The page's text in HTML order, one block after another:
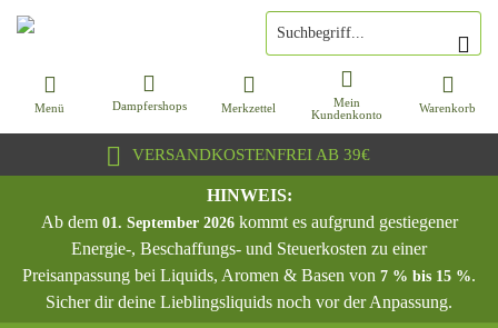
VERSANDKOSTENFREI AB 39€
Dampfershops
Menü Warenkorb
Merkzettel
Mein
Kundenkonto
HINWEIS:
Ab dem 01. September 2026kommt es aufgrund gestiegener
Energie-, Beschaffungs- und Steuerkosten zu einer
Preisanpassung bei Liquids, Aromen & Basen von 7 % bis 15 %.
Sicher dir deine Lieblingsliquids noch vor der Anpassung.